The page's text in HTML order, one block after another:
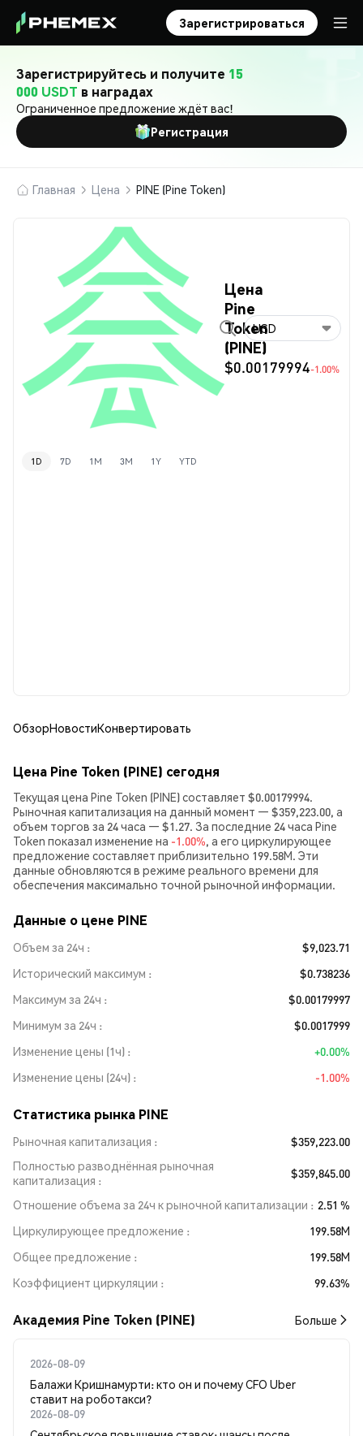
Зарегистрироваться
Зарегистрируйтесь и получите 15
000 USDT в наградах
Ограниченное предложение ждёт вас!
Регистрация
Главная Цена PINE (Pine Token)
Цена
Pine
Token
(PINE)
$0.00179994-1.00%
USD
1D 7D 1M 3M 1Y YTD
ОбзорНовостиКонвертировать
Цена Pine Token (PINE) сегодня
Текущая цена Pine Token (PINE) составляет $0.00179994.
Рыночная капитализация на данный момент — $359,223.00, а
объем торгов за 24 часа — $1.27. За последние 24 часа Pine
Token показал изменение на -1.00%, а его циркулирующее
предложение составляет приблизительно 199.58M. Эти
данные обновляются в режиме реального времени для
обеспечения максимально точной рыночной информации.
Данные о цене PINE
Объем за 24ч
$9,023.71
Исторический максимум
$0.738236
Максимум за 24ч
$0.00179997
Минимум за 24ч
$0.0017999
Изменение цены (1ч)
+0.00%
Изменение цены (24ч)
-1.00%
Статистика рынка PINE
Рыночная капитализация
$359,223.00
Полностью разводнённая рыночная
капитализация
$359,845.00
Отношение объема за 24ч к рыночной капитализации
2.51 %
Циркулирующее предложение
199.58M
Общее предложение
199.58M
Коэффициент циркуляции
99.63%
Академия Pine Token (PINE) Больше
2026-08-09
Балажи Кришнамурти: кто он и почему CFO Uber
ставит на роботакси?
2026-08-09